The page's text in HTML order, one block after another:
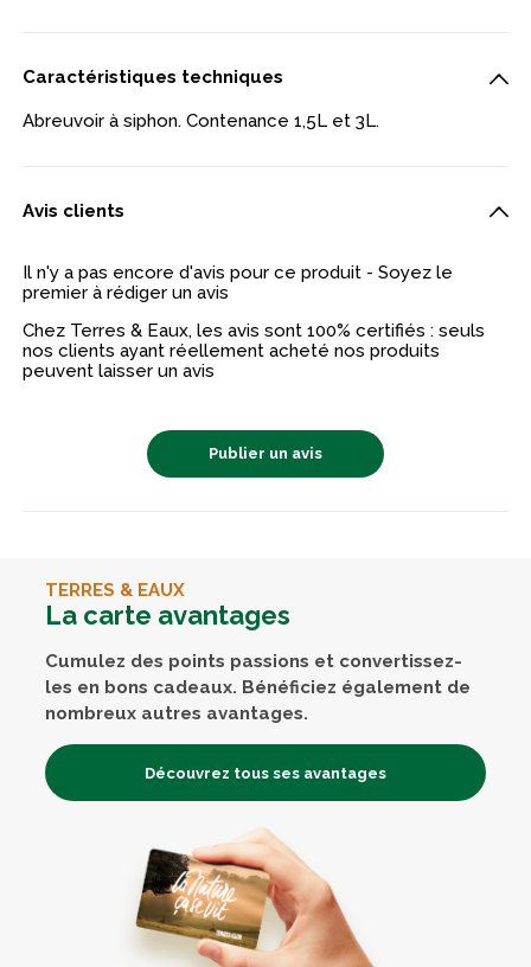
Caractéristiques techniques
Abreuvoir à siphon. Contenance 1,5L et 3L.
Avis clients
Il n'y a pas encore d'avis pour ce produit - Soyez le
premier à rédiger un avis
Chez Terres & Eaux, les avis sont 100% certifiés : seuls
nos clients ayant réellement acheté nos produits
peuvent laisser un avis
Publier un avis
TERRES & EAUX
La carte avantages
Cumulez des points passions et convertissez-
les en bons cadeaux. Bénéficiez également de
nombreux autres avantages.
Découvrez tous ses avantages